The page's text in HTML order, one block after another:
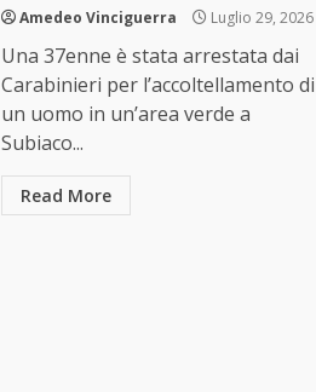
Amedeo Vinciguerra Luglio 29, 2026
Una 37enne è stata arrestata dai
Carabinieri per l’accoltellamento di
un uomo in un’area verde a
Subiaco...
Read More